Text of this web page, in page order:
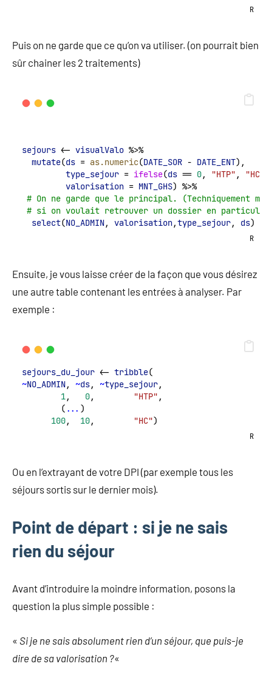
R
Puis on ne garde que ce qu’on va utiliser. (on pourrait bien
sûr chainer les 2 traitements)
sejours <- visualValo %>%
mutate(ds = as.numeric(DATE_SOR - DATE_ENT),
type_sejour = ifelse(ds == 0, "HTP" , "HC"
valorisation = MNT_GHS) %>%
# On ne garde que le principal. (Techniquement
# si on voulait retrouver un dossier en
select(NO_ADMIN, valorisation,type_sejour, ds)
R
Ensuite, je vous laisse créer de la façon que vous désirez
une autre table contenant les entrées à analyser. Par
exemple :
sejours_du_jour <- tribble(
~NO_ADMIN, ~ds, ~type_sejour,
1, 0, "HTP" ,
        (
... )
100, 10, "HC")
R
Ou en l’extrayant de votre DPI (par exemple tous les
séjours sortis sur le dernier mois).
Point de départ : si je ne sais
rien du séjour
Avant d’introduire la moindre information, posons la
question la plus simple possible :
« Si je ne sais absolument rien d’un séjour, que puis-je
dire de sa valorisation ?«